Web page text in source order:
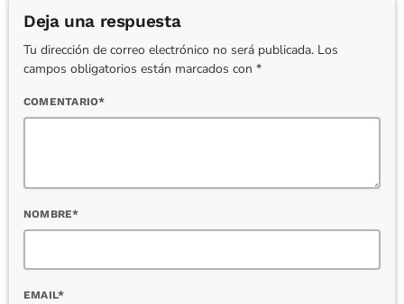
Deja una respuesta
Tu dirección de correo electrónico no será publicada. Los
campos obligatorios están marcados con *
COMENTARIO*
NOMBRE*
EMAIL*